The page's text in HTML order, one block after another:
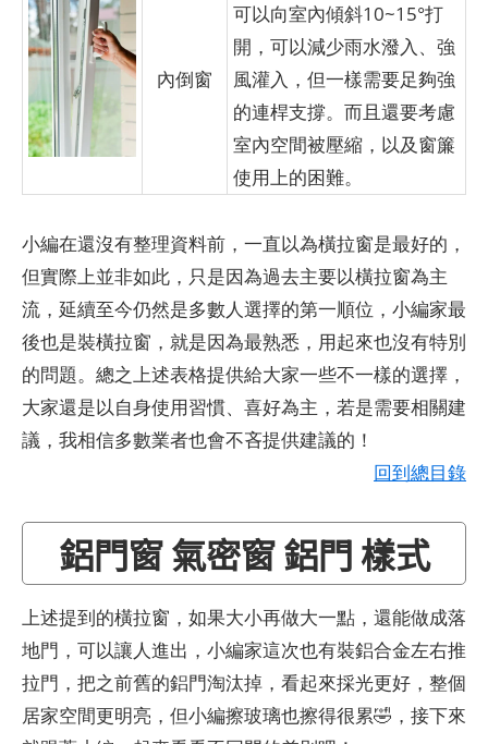
內倒窗
可以向室內傾斜10~15°打
開，可以減少雨水潑入、強
風灌入，但一樣需要足夠強
的連桿支撐。而且還要考慮
室內空間被壓縮，以及窗簾
使用上的困難。
小編在還沒有整理資料前，一直以為橫拉窗是最好的，
但實際上並非如此，只是因為過去主要以橫拉窗為主
流，延續至今仍然是多數人選擇的第一順位，小編家最
後也是裝橫拉窗，就是因為最熟悉，用起來也沒有特別
的問題。總之上述表格提供給大家一些不一樣的選擇，
大家還是以自身使用習慣、喜好為主，若是需要相關建
議，我相信多數業者也會不吝提供建議的！
回到總目錄
鋁門窗 氣密窗 鋁門 樣式
上述提到的橫拉窗，如果大小再做大一點，還能做成落
地門，可以讓人進出，小編家這次也有裝鋁合金左右推
拉門，把之前舊的鋁門淘汰掉，看起來採光更好，整個
居家空間更明亮，但小編擦玻璃也擦得很累🤣，接下來